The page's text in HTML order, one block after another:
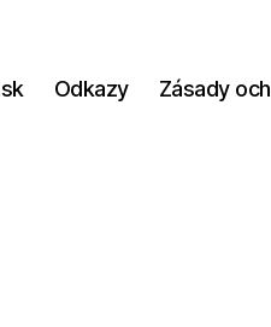
Odkazy Zásady